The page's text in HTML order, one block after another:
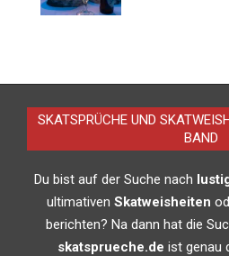
SKATSPRÜCHE UND
BAND
Du bist auf der Suche nach
ultimativen Skatweisheiten
berichten? Na dann hat die
skatsprueche.de ist genau